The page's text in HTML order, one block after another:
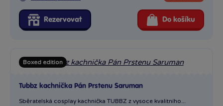
Rezervovat Do košíku
Boxed edition
Tubbz kachnička Pán Prstenu Saruman
Sběratelská cosplay kachnička TUBBZ z vysoce kvalitního...